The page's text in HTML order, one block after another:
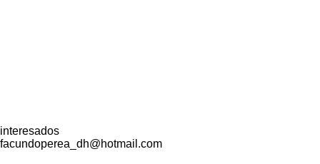
interesados
facundoperea_dh@hotmail.com